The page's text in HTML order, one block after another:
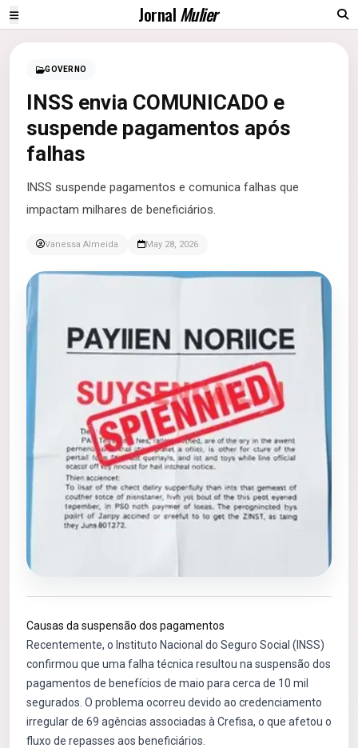
JornalMulier
GOVERNO
INSS envia COMUNICADO e
suspende pagamentos após
falhas
INSS suspende pagamentos e comunica falhas que
impactam milhares de beneficiários.
Vanessa Almeida May 28, 2026
Causas da suspensão dos pagamentos
Recentemente, o Instituto Nacional do Seguro Social (INSS)
confirmou que uma falha técnica resultou na suspensão dos
pagamentos de benefícios de maio para cerca de 10 mil
segurados. O problema ocorreu devido ao credenciamento
irregular de 69 agências associadas à Crefisa, o que afetou o
fluxo de repasses aos beneficiários.